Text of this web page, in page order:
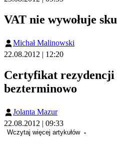
VAT nie wywołuje
Michał Malinowski
22.08.2012 | 12:20
Certyfikat rezydencji
bezterminowo
Jolanta Mazur
22.08.2012 | 09:33
Wczytaj więcej artykułów